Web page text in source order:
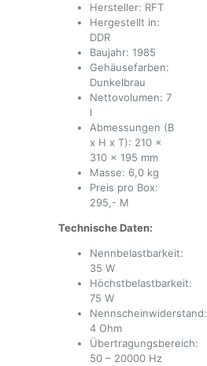
Hersteller: RFT
Hergestellt in:
DDR
Baujahr: 1985
Gehäusefarben:
Dunkelbrau
Nettovolumen: 7
l
Abmessungen (B
x H x T): 210 x
310 x 195 mm
Masse: 6,0 kg
Preis pro Box:
295,- M
Technische Daten:
Nennbelastbarkeit:
35 W
Höchstbelastbarkeit:
75 W
Nennscheinwiderstand:
4 Ohm
Übertragungsbereich:
50 – 20000 Hz